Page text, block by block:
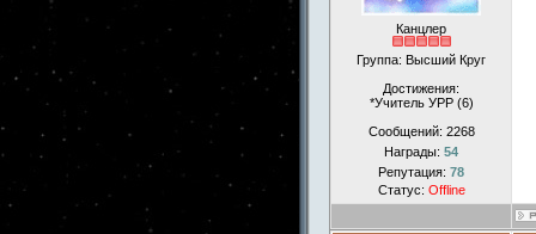
Канцлер
Группа: Высший Круг
Достижения:
*Учитель УРР (6)
Сообщений: 2268
Награды: 54
Репутация: 78
Статус: Offline